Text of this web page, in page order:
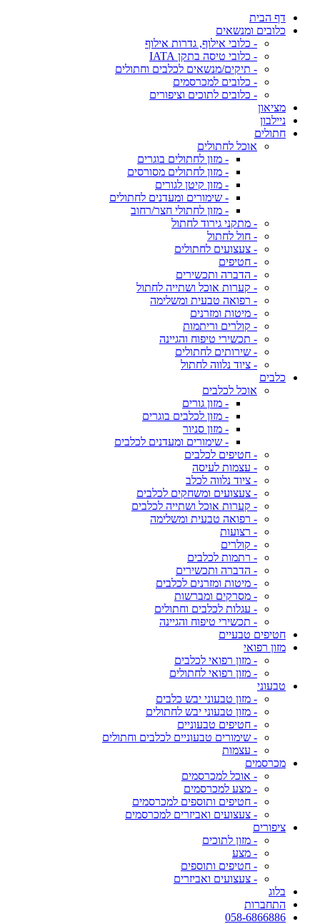
דף הבית
כלובים ומנשאים
- כלובי אילוף, גדרות אילוף
- כלובי טיסה בתקן IATA
- תיקים/מנשאים לכלבים וחתולים
- כלובים למכרסמים
- כלובים לתוכים וציפורים
מציאון
ניילבון
חתולים
אוכל לחתולים
- מזון לחתולים בוגרים
- מזון לחתולים מסורסים
- מזון קיטן לגורים
- שימורים ומעדנים לחתולים
- מזון לחתולי חצר/רחוב
- מתקני גירוד לחתול
- חול לחתול
- צעצועים לחתולים
- חטיפים
- הדברה ותכשירים
- קערות אוכל ושתייה לחתול
- רפואה טבעית ומשלימה
- מיטות ומזרנים
- קולרים וריתמות
- תכשירי טיפוח והגיינה
- שירותים לחתולים
- ציוד נלווה לחתול
כלבים
אוכל לכלבים
- מזון גורים
- מזון לכלבים בוגרים
- מזון סניור
- שימורים ומעדנים לכלבים
- חטיפים לכלבים
- עצמות לעיסה
- ציוד נלווה לכלב
- צעצועים ומשחקים לכלבים
- קערות אוכל ושתייה לכלבים
- רפואה טבעית ומשלימה
- רצועות
- קולרים
- רתמות לכלבים
- הדברה ותכשירים
- מיטות ומזרנים לכלבים
- מסרקים ומברשות
- עגלות לכלבים וחתולים
- תכשירי טיפוח והגיינה
חטיפים טבעיים
מזון רפואי
- מזון רפואי לכלבים
- מזון רפואי לחתולים
טבעוני
- מזון טבעוני יבש כלבים
- מזון טבעוני יבש לחתולים
- חטיפים טבעוניים
- שימורים טבעוניים לכלבים וחתולים
- עצמות
מכרסמים
- אוכל למכרסמים
- מצע למכרסמים
- חטיפים ותוספים למכרסמים
- צעצועים ואביזרים למכרסמים
ציפורים
- מזון לתוכים
- מצע
- חטיפים ותוספים
- צעצועים ואביזרים
בלוג
התחברות
058-6866886